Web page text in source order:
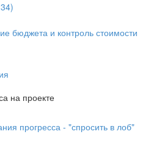
бюджета и контроль стоимости
на проекте
прогресса - "спросить в лоб"